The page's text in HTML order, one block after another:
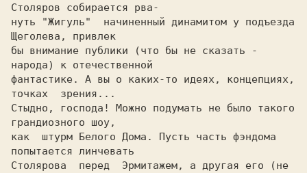
Столяров собирается рва-
нуть "Жигуль"  начиненный динамитом у подъезда
Щеголева, привлек
бы внимание публики (что бы не сказать -
народа) к отечественной
фантастике. А вы о каких-то идеях, концепциях,
точках  зрения...
Стыдно, господа! Можно подумать не было такого
грандиозного шоу,
как  штурм Белого Дома. Пусть часть фэндома
попытается линчевать
Столярова  перед  Эрмитажем, а другая его (не